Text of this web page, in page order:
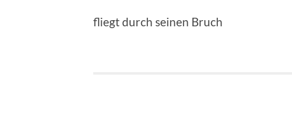
fliegt durch seinen Bruch